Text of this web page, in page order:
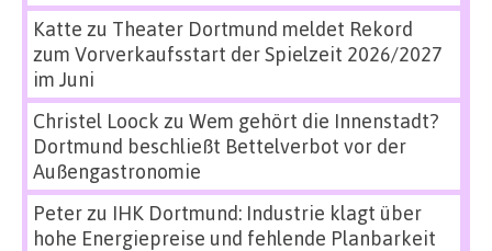
Katte zu Theater Dortmund meldet Rekord
zum Vorverkaufsstart der Spielzeit 2026/2027
im Juni
Christel Loock zu Wem gehört die Innenstadt?
Dortmund beschließt Bettelverbot vor der
Außengastronomie
Peterzu IHK Dortmund: Industrie klagt über
hohe Energiepreise und fehlende Planbarkeit